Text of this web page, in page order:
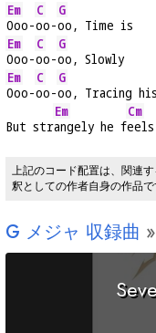
Em
Ooo-
C
oo-
G
oo, Time is
Em
Ooo-
C
oo-
G
oo, Slowly
Em
Ooo-
C
oo-
G
oo, Tracing
But str
Em
angely he f
Cm
上記のコード配置は、関連
釈としての作者自身の作品
G メジャ 収録曲